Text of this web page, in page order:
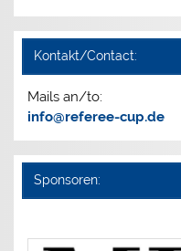
Kontakt/Contact:
Mails an/to:
info@referee-cup.de
Sponsoren: